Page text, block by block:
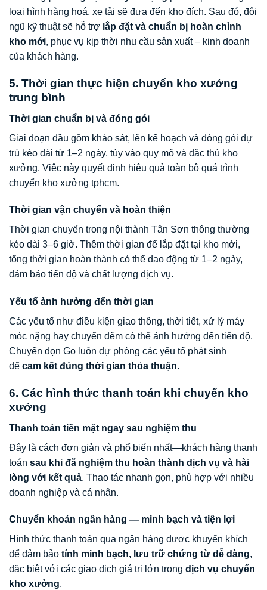
loại hình hàng hoá, xe tải sẽ đưa đến kho đích. Sau đó, đội
ngũ kỹ thuật sẽ hỗ trợ lắp đặt và chuẩn bị hoàn chỉnh
kho mới, phục vụ kịp thời nhu cầu sản xuất – kinh doanh
của khách hàng.
5. Thời gian thực hiện chuyển kho xưởng
trung bình
Thời gian chuẩn bị và đóng gói
Giai đoạn đầu gồm khảo sát, lên kế hoạch và đóng gói dự
trù kéo dài từ 1–2 ngày, tùy vào quy mô và đặc thù kho
xưởng. Việc này quyết định hiệu quả toàn bộ quá trình
chuyển kho xưởng tphcm.
Thời gian vận chuyển và hoàn thiện
Thời gian chuyển trong nội thành Tân Sơn thông thường
kéo dài 3–6 giờ. Thêm thời gian để lắp đặt tại kho mới,
tổng thời gian hoàn thành có thể dao động từ 1–2 ngày,
đảm bảo tiến độ và chất lượng dịch vụ.
Yếu tố ảnh hưởng đến thời gian
Các yếu tố như điều kiện giao thông, thời tiết, xử lý máy
móc nặng hay chuyển đêm có thể ảnh hưởng đến tiến độ.
Chuyển dọn Go luôn dự phòng các yếu tố phát sinh
để cam kết đúng thời gian thỏa thuận.
6. Các hình thức thanh toán khi chuyển kho
xưởng
Thanh toán tiền mặt ngay sau nghiệm thu
Đây là cách đơn giản và phổ biến nhất—khách hàng thanh
toán sau khi đã nghiệm thu hoàn thành dịch vụ và hài
lòng với kết quả. Thao tác nhanh gọn, phù hợp với nhiều
doanh nghiệp và cá nhân.
Chuyển khoản ngân hàng — minh bạch và tiện lợi
Hình thức thanh toán qua ngân hàng được khuyến khích
để đảm bảo tính minh bạch, lưu trữ chứng từ dễ dàng,
đặc biệt với các giao dịch giá trị lớn trong dịch vụ chuyển
kho xưởng.